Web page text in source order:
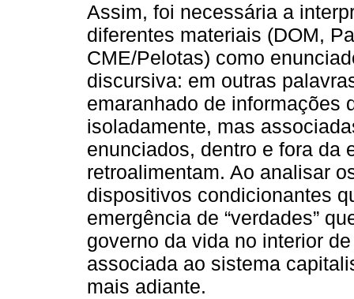
Assim, foi necessária a
diferentes materiais (DOM,
CME/Pelotas) como
discursiva: em outras
emaranhado de informações
isoladamente, mas
enunciados, dentro e fora da
retroalimentam. Ao analisar
dispositivos condicionantes
emergência de “verdades”
governo da vida no interior
associada ao sistema
mais adiante.